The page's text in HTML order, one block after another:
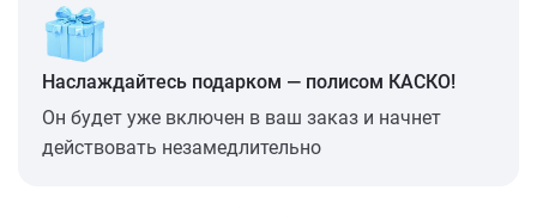
Наслаждайтесь подарком — полисом КАСКО!
Он будет уже включен в ваш заказ и начнет
действовать незамедлительно